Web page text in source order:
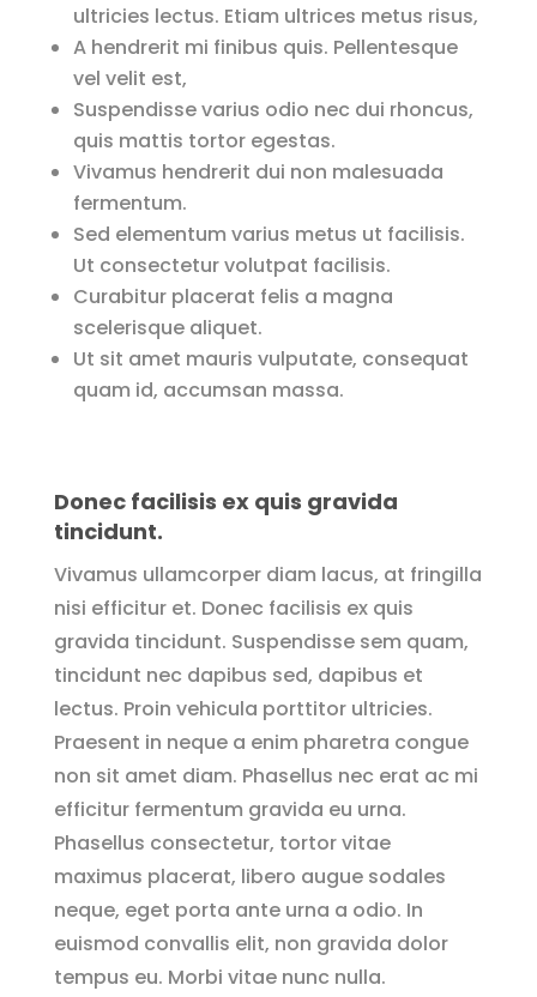
ultricies lectus. Etiam ultrices metus risus,
A hendrerit mi finibus quis. Pellentesque
vel velit est,
Suspendisse varius odio nec dui rhoncus,
quis mattis tortor egestas.
Vivamus hendrerit dui non malesuada
fermentum.
Sed elementum varius metus ut facilisis.
Ut consectetur volutpat facilisis.
Curabitur placerat felis a magna
scelerisque aliquet.
Ut sit amet mauris vulputate, consequat
quam id, accumsan massa.
Donec facilisis ex quis gravida
tincidunt.
Vivamus ullamcorper diam lacus, at fringilla
nisi efficitur et. Donec facilisis ex quis
gravida tincidunt. Suspendisse sem quam,
tincidunt nec dapibus sed, dapibus et
lectus. Proin vehicula porttitor ultricies.
Praesent in neque a enim pharetra congue
non sit amet diam. Phasellus nec erat ac mi
efficitur fermentum gravida eu urna.
Phasellus consectetur, tortor vitae
maximus placerat, libero augue sodales
neque, eget porta ante urna a odio. In
euismod convallis elit, non gravida dolor
tempus eu. Morbi vitae nunc nulla.